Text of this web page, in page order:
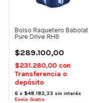
Bolso Raquetero Babolat
Pure Drive RH6
$289.100,00
$231.280,00 con
Transferencia o
depósito
6 x $48.183,33 sin interés
Envío Gratis